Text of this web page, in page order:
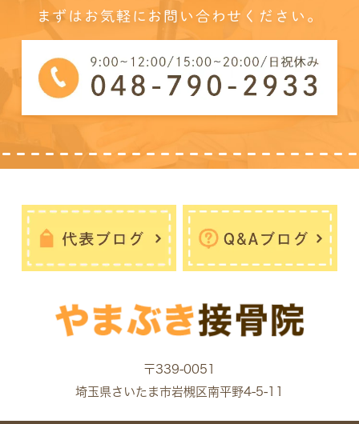
まずはお気軽にお問い合わせください。
〒339-0051
埼玉県さいたま市岩槻区南平野4-5-11